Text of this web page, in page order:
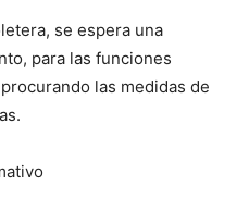
se espera una
para las funciones
las medidas de